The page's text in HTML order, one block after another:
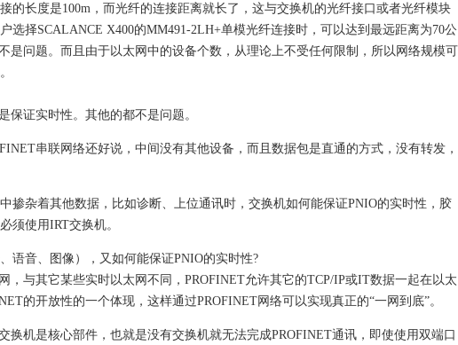
的长度是100m，而光纤的连接距离就长了，这与交换机的光纤接口或者光纤模块
选择SCALANCE X400的MM491-2LH+单模光纤连接时，可以达到最远距离为70公
是问题。而且由于以太网中的设备个数，从理论上不受任何限制，所以网络规模可
保证实时性。其他的都不是问题。
串联网络还好说，中间没有其他设备，而且数据包是直通的方式，没有转发，
掺杂着其他数据，比如诊断、上位通讯时，交换机如何能保证PNIO的实时性，胶
须使用IRT交换机。
语音、图像），又如何能保证PNIO的实时性?
，与其它某些实时以太网不同，PROFINET允许其它的TCP/IP或IT数据一起在以太
的开放性的一个体现，这样通过PROFINET网络可以实现真正的“一网到底”。
换机是核心部件，也就是没有交换机就无法完成PROFINET通讯，即使使用双端口